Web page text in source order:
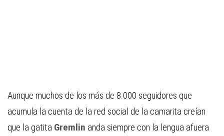
Aunque muchos de los más de 8.000 seguidores que
acumula la cuenta de la red social de la camarita creían
que la gatita Gremlin anda siempre con la lengua afuera